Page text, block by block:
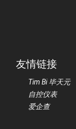
友情链接
Tim Bi 毕天元
自控仪表
爱企查